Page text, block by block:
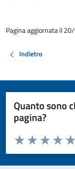
Pagina aggiornata il
Indietro
Quanto sono
pagina?
Valuta da 1 a 5 stelle
Valuta 3
Valuta 2
Valuta 1 stelle su